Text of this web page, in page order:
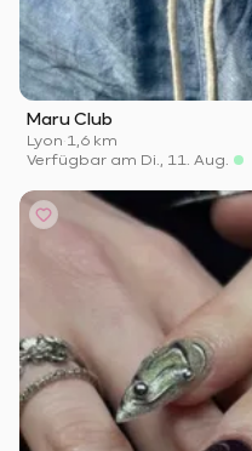
Maru Club
Lyon·1,6 km
Verfügbar am Di., 11. Aug.